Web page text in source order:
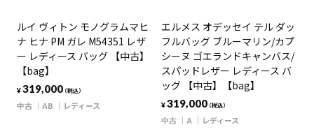
ルイ ヴィトン モノグラムマヒ
ナ ヒナ PM ガレ M54351 レザ
ー レディース バッグ 【中古】
【bag】
¥319,000（税込）
中古 AB レディース
エルメス オデッセイ テル ダッ
フルバッグ ブルーマリン/カプ
シーヌ ゴエランドキャンバス/
スパッドレザー レディース バ
ッグ 【中古】【bag】
¥319,000（税込）
中古 A レディース